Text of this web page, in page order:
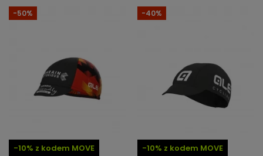
-10% z kodem MOVE
-50%
-10% z kodem MOVE
-40%